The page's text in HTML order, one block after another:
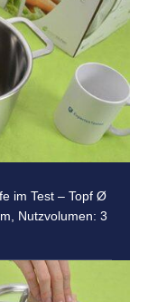
im Test – Topf Ø
Nutzvolumen: 3